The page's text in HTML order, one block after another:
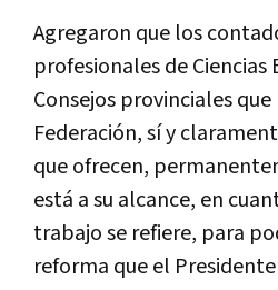
Agregaron que los
profesionales de Ciencias
Consejos provinciales
Federación, sí y
que ofrecen,
está a su alcance, en
trabajo se refiere, para
reforma que el